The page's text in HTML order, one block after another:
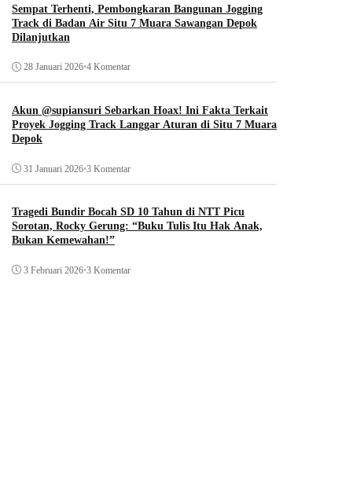
Sempat Terhenti, Pembongkaran Bangunan Jogging
Track di Badan Air Situ 7 Muara Sawangan Depok
Dilanjutkan
28 Januari 2026•4 Komentar
Akun @supiansuri Sebarkan Hoax! Ini Fakta Terkait
Proyek Jogging Track Langgar Aturan di Situ 7 Muara
Depok
31 Januari 2026•3 Komentar
Tragedi Bundir Bocah SD 10 Tahun di NTT Picu
Sorotan, Rocky Gerung: “Buku Tulis Itu Hak Anak,
Bukan Kemewahan!”
3 Februari 2026•3 Komentar